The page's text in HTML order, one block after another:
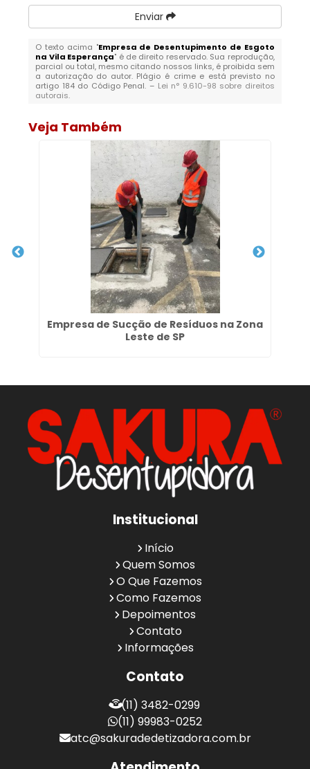
Enviar
O texto acima "Empresa de Desentupimento de Esgoto
na Vila Esperança" é de direito reservado. Sua reprodução,
parcial ou total, mesmo citando nossos links, é proibida sem
a autorização do autor. Plágio é crime e está previsto no
artigo 184 do Código Penal. – Lei n° 9.610-98 sobre direitos
autorais.
Veja Também
Empresa de Sucção de Resíduos na Zona
Leste de SP
Institucional
Início
Quem Somos
O Que Fazemos
Como Fazemos
Depoimentos
Contato
Informações
Contato
(11) 3482-0299
(11) 99983-0252
atc@sakuradedetizadora.com.br